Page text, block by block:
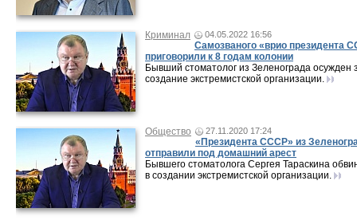
Криминал 04.05.2022 16:56
Самозваного «врио президента
приговорили к 8 годам колонии
Бывший стоматолог из Зеленограда осужден
создание экстремистской организации.
Общество 27.11.2020 17:24
«Президента СССР» из
отправили под домашний арест
Бывшего стоматолога Сергея Тараскина
в создании экстремистской организации.